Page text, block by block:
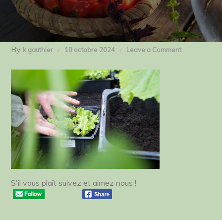
By k.gauthier 10 octobre 2024 Leave a Commenton
S'il vous plaît suivez et aimez nous !